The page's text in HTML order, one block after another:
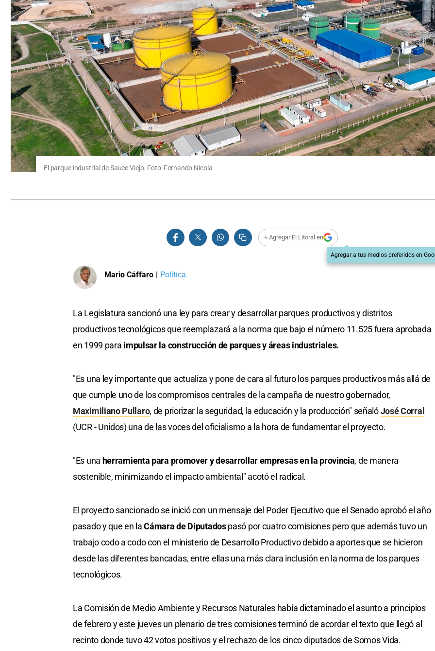
El parque industrial de Sauce Viejo. Foto: Fernando Nicola
+ Agregar El Litoral en
Agregar a tus medios preferidos en
Mario Cáffaro | Política.
La Legislatura sancionó una ley para crear y desarrollar parques productivos y distritos
productivos tecnológicos que reemplazará a la norma que bajo el número 11.525 fuera aprobada
en 1999 para impulsar la construcción de parques y áreas industriales.
"Es una ley importante que actualiza y pone de cara al futuro los parques productivos más allá de
que cumple uno de los compromisos centrales de la campaña de nuestro gobernador,
Maximiliano Pullaro, de priorizar la seguridad, la educación y la producción" señalóJosé Corral
(UCR - Unidos) una de las voces del oficialismo a la hora de fundamentar el proyecto.
"Es una herramienta para promover y desarrollar empresas en la provincia, de manera
sostenible, minimizando el impacto ambiental" acotó el radical.
El proyecto sancionado se inició con un mensaje del Poder Ejecutivo que el Senado aprobó el año
pasado y que en laCámara de Diputadospasó por cuatro comisiones pero que además tuvo un
trabajo codo a codo con el ministerio de Desarrollo Productivo debido a aportes que se hicieron
desde las diferentes bancadas, entre ellas una más clara inclusión en la norma de los parques
tecnológicos.
La Comisión de Medio Ambiente y Recursos Naturales había dictaminado el asunto a principios
de febrero y este jueves un plenario de tres comisiones terminó de acordar el texto que llegó al
recinto donde tuvo 42 votos positivos y el rechazo de los cinco diputados de Somos Vida.